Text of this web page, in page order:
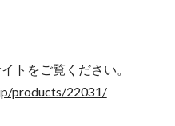
トをご覧ください。
products/22031/